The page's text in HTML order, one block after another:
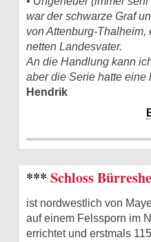
war der schwarze Graf
von Attenburg-
netten Landesvater.
An die Handlung kann
aber die Serie hatte eine
Hendrik
*** Schloss
ist nordwestlich von
auf einem Felssporn im
errichtet und erstmals